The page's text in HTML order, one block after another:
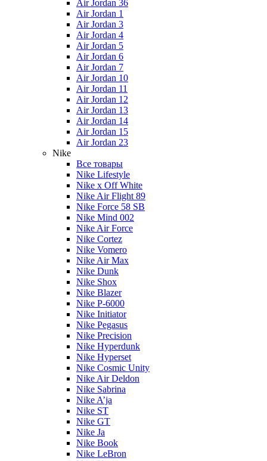
Air Jordan 36
Air Jordan 1
Air Jordan 3
Air Jordan 4
Air Jordan 5
Air Jordan 6
Air Jordan 7
Air Jordan 10
Air Jordan 11
Air Jordan 12
Air Jordan 13
Air Jordan 14
Air Jordan 15
Air Jordan 23
Nike
Все товары
Nike Lifestyle
Nike x Off White
Nike Air Flight 89
Nike Force 58 SB
Nike Mind 002
Nike Air Force
Nike Cortez
Nike Vomero
Nike Air Max
Nike Dunk
Nike Shox
Nike Blazer
Nike P-6000
Nike Initiator
Nike Pegasus
Nike Precision
Nike Hyperdunk
Nike Hyperset
Nike Cosmic Unity
Nike Air Deldon
Nike Sabrina
Nike A’ja
Nike ST
Nike GT
Nike Ja
Nike Book
Nike LeBron